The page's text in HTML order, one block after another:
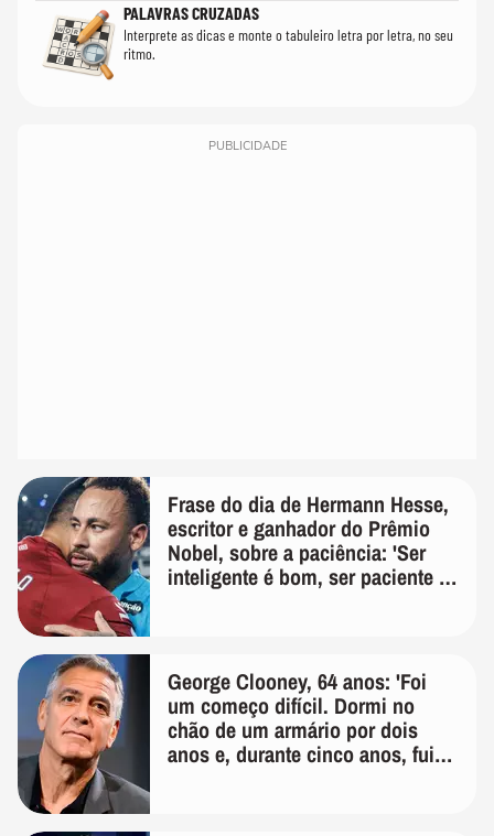
PALAVRAS CRUZADAS
Interprete as dicas e monte o tabuleiro letra por letra, no seu
ritmo.
PUBLICIDADE
Frase do dia de Hermann Hesse,
escritor e ganhador do Prêmio
Nobel, sobre a paciência: 'Ser
inteligente é bom, ser paciente é
George Clooney, 64 anos: 'Foi
um começo difícil. Dormi no
chão de um armário por dois
anos e, durante cinco anos, fui